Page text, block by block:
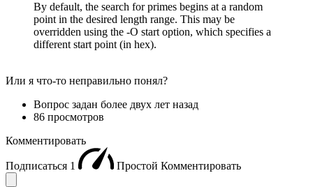
By default, the search for primes begins at a random
point in the desired length range. This may be
overridden using the -O start option, which specifies a
different start point (in hex).
Или я что-то неправильно понял?
Вопрос задан более двух лет назад
86 просмотров
Комментировать
Подписаться 1 Простой Комментировать